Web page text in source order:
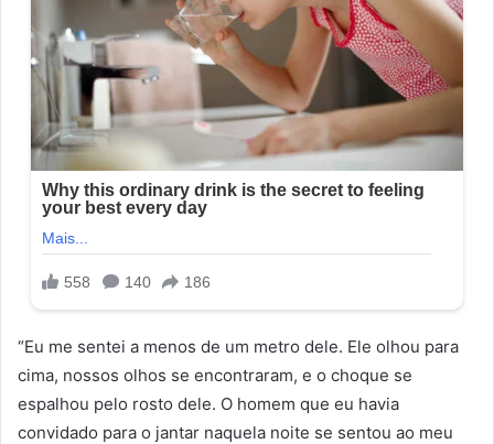
“Eu me sentei a menos de um metro dele. Ele olhou para
cima, nossos olhos se encontraram, e o choque se
espalhou pelo rosto dele. O homem que eu havia
convidado para o jantar naquela noite se sentou ao meu